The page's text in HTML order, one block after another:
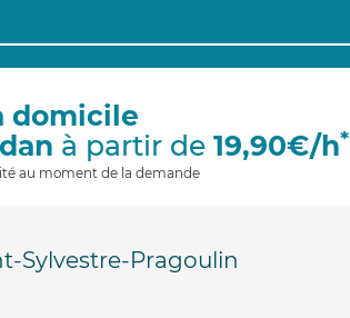
domicile
à partir de 19,90€/h*
au moment de la demande
Sylvestre-Pragoulin